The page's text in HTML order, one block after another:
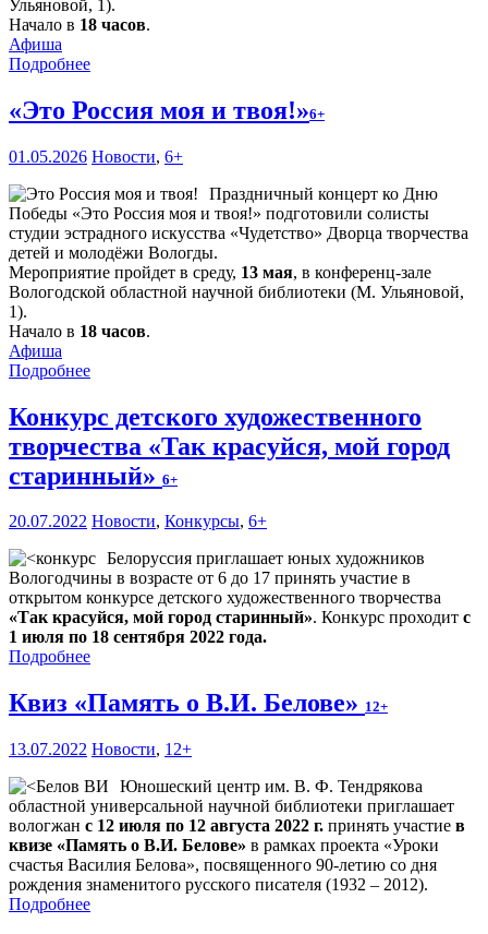
Ульяновой, 1).
Начало в 18 часов.
Афиша
Подробнее
«Это Россия моя и твоя!»6+
01.05.2026 Новости, 6+
Праздничный концерт ко Дню
Победы «Это Россия моя и твоя!» подготовили солисты
студии эстрадного искусства «Чудетство» Дворца творчества
детей и молодёжи Вологды.
Мероприятие пройдет в среду, 13 мая, в конференц-зале
Вологодской областной научной библиотеки (М. Ульяновой,
1).
Начало в 18 часов.
Афиша
Подробнее
Конкурс детского художественного
творчества «Так красуйся, мой город
старинный» 6+
20.07.2022 Новости, Конкурсы, 6+
Белоруссия приглашает юных художников
Вологодчины в возрасте от 6 до 17 принять участие в
открытом конкурсе детского художественного творчества
«Так красуйся, мой город старинный». Конкурс проходит с
1 июля по 18 сентября 2022 года.
Подробнее
Квиз «Память о В.И. Белове» 12+
13.07.2022 Новости, 12+
Юношеский центр им. В. Ф. Тендрякова
областной универсальной научной библиотеки приглашает
вологжан с 12 июля по 12 августа 2022 г. принять участие в
квизе «Память о В.И. Белове» в рамках проекта «Уроки
счастья Василия Белова», посвященного 90-летию со дня
рождения знаменитого русского писателя (1932 – 2012).
Подробнее